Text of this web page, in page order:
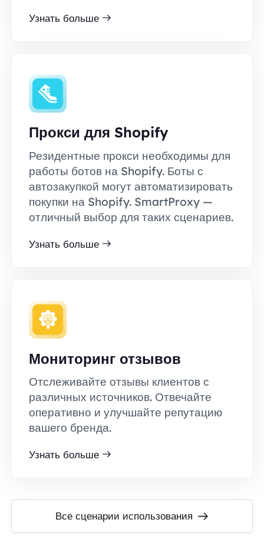
Узнать больше
Прокси для Shopify
Резидентные прокси необходимы для
работы ботов на Shopify. Боты с
автозакупкой могут автоматизировать
покупки на Shopify. SmartProxy —
отличный выбор для таких сценариев.
Узнать больше
Мониторинг отзывов
Отслеживайте отзывы клиентов с
различных источников. Отвечайте
оперативно и улучшайте репутацию
вашего бренда.
Узнать больше
Все сценарии использования